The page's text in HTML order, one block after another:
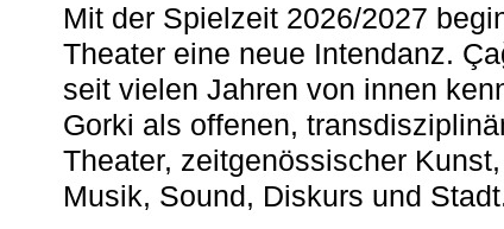
Mit der Spielzeit 2026/2027
Theater eine neue Intendanz.
seit vielen Jahren von innen
Gorki als offenen,
Theater, zeitgenössischer
Musik, Sound, Diskurs und